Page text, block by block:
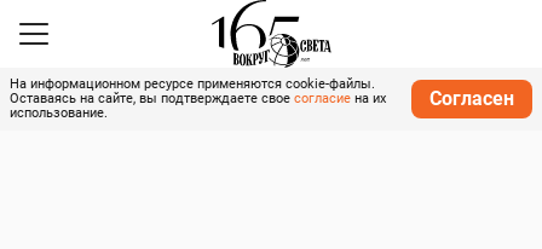
На информационном ресурсе применяются cookie-файлы.
Оставаясь на сайте, вы подтверждаете свое согласие на их
использование.
Согласен